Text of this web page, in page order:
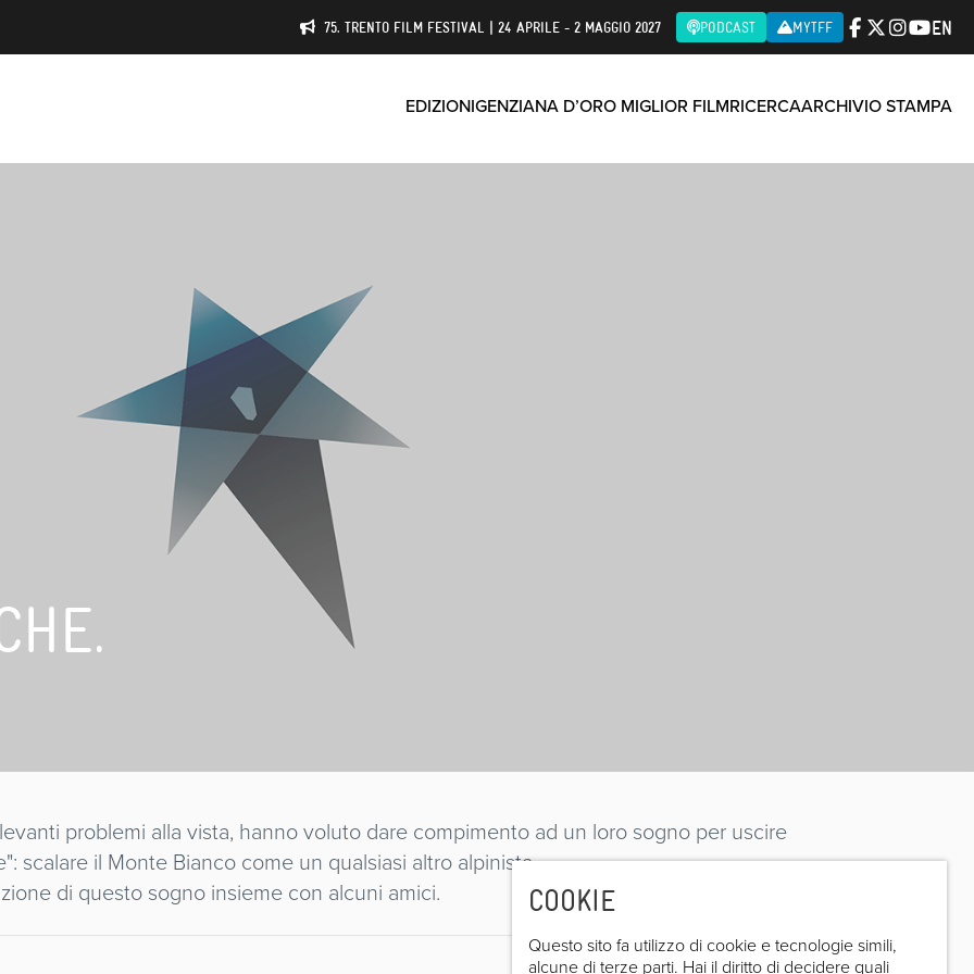
COOKIE
Questo sito fa utilizzo di cookie e tecnologie simili,
alcune di terze parti. Hai il diritto di decidere quali
75. TRENTO FILM FESTIVAL | 24 APRILE - 2 MAGGIO 2027 PODCAST MYTFF EN
EDIZIONIGENZIANA D’ORO MIGLIOR FILMRICERCAARCHIVIO STAMPA
problemi alla vista, hanno voluto dare compimento ad un loro sogno per uscire
scalare il Monte Bianco come un qualsiasi altro alpinista.
di questo sogno insieme con alcuni amici.